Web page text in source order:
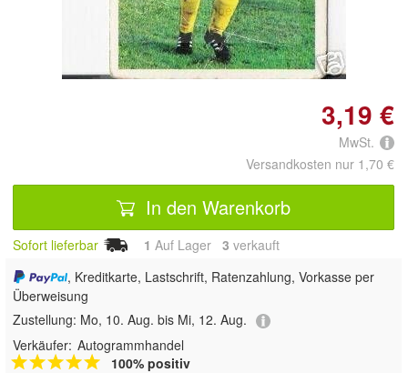
Doppelt antippen zum
vergrößern
3,19 €
MwSt.
Versandkosten nur 1,70 €
In den Warenkorb
Sofort lieferbar 1 Auf Lager 3 verkauft
, Kreditkarte, Lastschrift, Ratenzahlung, Vorkasse per
Überweisung
Zustellung: Mo, 10. Aug. bis Mi, 12. Aug.
Verkäufer: Autogrammhandel
100% positiv